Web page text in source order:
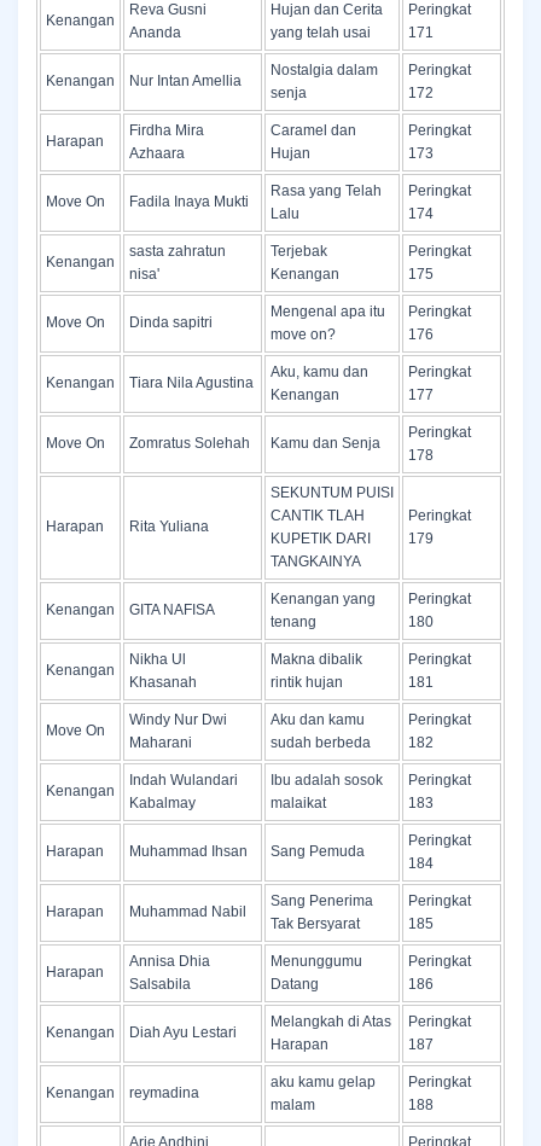
Kenangan
Reva Gusni
Ananda
Hujan dan Cerita
yang telah usai
Peringkat
171
Kenangan Nur Intan Amellia
Nostalgia dalam
senja
Peringkat
172
Harapan
Firdha Mira
Azhaara
Caramel dan
Hujan
Peringkat
173
Move On Fadila Inaya Mukti
Rasa yang Telah
Lalu
Peringkat
174
Kenangan
sasta zahratun
nisa'
Terjebak
Kenangan
Peringkat
175
Move On Dinda sapitri
Mengenal apa itu
move on?
Peringkat
176
Kenangan Tiara Nila Agustina
Aku, kamu dan
Kenangan
Peringkat
177
Move On Zomratus Solehah Kamu dan Senja
Peringkat
178
Harapan Rita Yuliana
SEKUNTUM PUISI
CANTIK TLAH
KUPETIK DARI
TANGKAINYA
Peringkat
179
Kenangan GITA NAFISA
Kenangan yang
tenang
Peringkat
180
Kenangan
Nikha Ul
Khasanah
Makna dibalik
rintik hujan
Peringkat
181
Move On
Windy Nur Dwi
Maharani
Aku dan kamu
sudah berbeda
Peringkat
182
Kenangan
Indah Wulandari
Kabalmay
Ibu adalah sosok
malaikat
Peringkat
183
Harapan Muhammad Ihsan Sang Pemuda
Peringkat
184
Harapan Muhammad Nabil
Sang Penerima
Tak Bersyarat
Peringkat
185
Harapan
Annisa Dhia
Salsabila
Menunggumu
Datang
Peringkat
186
Kenangan Diah Ayu Lestari
Melangkah di Atas
Harapan
Peringkat
187
Kenangan reymadina
aku kamu gelap
malam
Peringkat
188
Arie Andhini Peringkat